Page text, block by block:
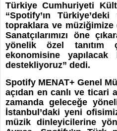
Türkiye Cumhuriyeti
“Spotify’ın Türkiye’deki
topraklara ve
Sanatçılarımızı öne
yönelik özel tanıtım
ekonomisine
destekliyoruz” dedi.
Spotify MENAT+ Genel
açıdan en canlı ve ticari
zamanda geleceğe
İstanbul’daki yeni
müzik dinleyicilerine